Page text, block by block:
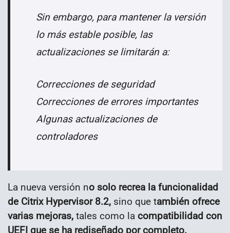
Sin embargo, para mantener la versión
lo más estable posible, las
actualizaciones se limitarán a:
Correcciones de seguridad
Correcciones de errores importantes
Algunas actualizaciones de
controladores
La nueva versión no solo recrea la funcionalidad
de Citrix Hypervisor 8.2, sino que también ofrece
varias mejoras, tales como la compatibilidad con
UEFI que se ha rediseñado por completo.